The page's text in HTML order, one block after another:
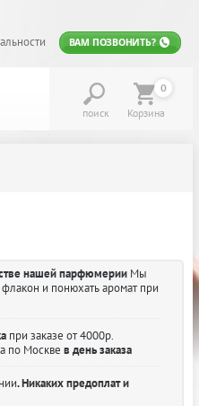
ВАМ ПОЗВОНИТЬ?
поиск
0
Корзина
нашей парфюмерииМы
и понюхать аромат при
при заказе от 4000р.
по Москве в день заказа
. Никаких предоплат и